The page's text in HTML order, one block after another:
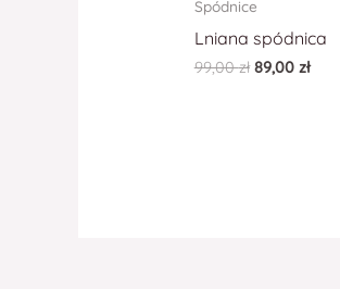
Spódnice
Lniana spódnica
99,00zł 89,00 zł